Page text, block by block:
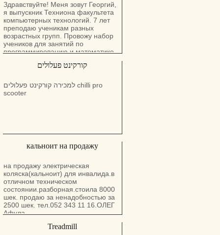
Здравствуйте! Меня зовут Георгий,
я выпускник Техниона факультета
компьютерных технологий. 7 лет
преподаю ученикам разных
возрастных групп. Провожу набор
учеников для занятий по
программированию и математике.
Подготавливаю к багрутам,
экзаменам и сессиям. Занятия
Возможность проводить уроки на
русском, английском и иврите.
קורקינט פעלולים
למכירה קורקינט פעלולים chilli pro
scooter
кальноит на продажу
на продажу электрическая
коляска(кальноит) для инвалида.в
отличном техническом
состоянии.разборная.стоила 8000
шек. продаю за ненадобностью за
2500 шек. тел.052 343 11 16.ОЛЕГ
Афула
Treadmill